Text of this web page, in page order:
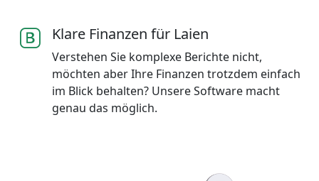
Klare Finanzen für Laien
Verstehen Sie komplexe Berichte nicht,
möchten aber Ihre Finanzen trotzdem einfach
im Blick behalten? Unsere Software macht
genau das möglich.